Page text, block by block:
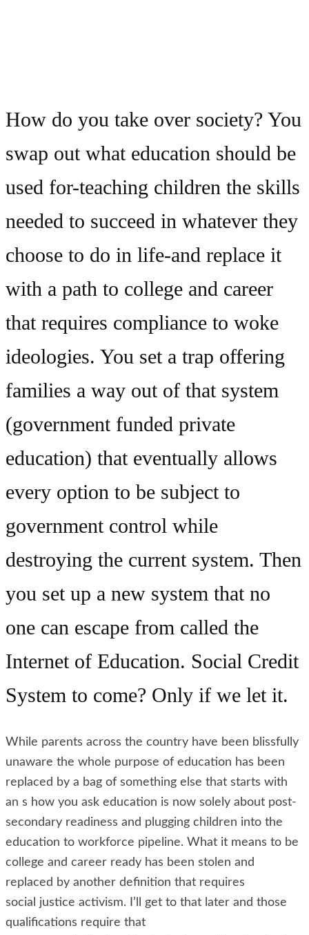
How do you take over society? You
swap out what education should be
used for-teaching children the skills
needed to succeed in whatever they
choose to do in life-and replace it
with a path to college and career
that requires compliance to woke
ideologies. You set a trap offering
families a way out of that system
(government funded private
education) that eventually allows
every option to be subject to
government control while
destroying the current system. Then
you set up a new system that no
one can escape from called the
Internet of Education. Social Credit
System to come? Only if we let it.
While parents across the country have been blissfully
unaware the whole purpose of education has been
replaced by a bag of something else that starts with
an s how you ask education is now solely about post-
secondary readiness and plugging children into the
education to workforce pipeline. What it means to be
college and career ready has been stolen and
replaced by another definition that requires
social justice activism. I’ll get to that later and those
qualifications require that